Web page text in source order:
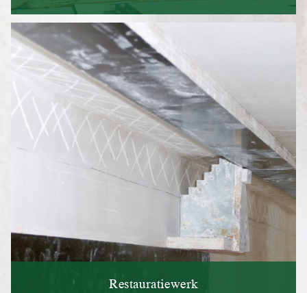
Restauratiewerk